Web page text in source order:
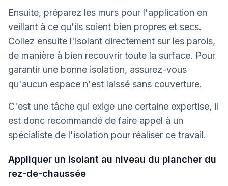
Ensuite, préparez les murs pour l'application en
veillant à ce qu'ils soient bien propres et secs.
Collez ensuite l'isolant directement sur les parois,
de manière à bien recouvrir toute la surface. Pour
garantir une bonne isolation, assurez-vous
qu'aucun espace n'est laissé sans couverture.
C'est une tâche qui exige une certaine expertise, il
est donc recommandé de faire appel à un
spécialiste de l'isolation pour réaliser ce travail.
Appliquer un isolant au niveau du plancher du
rez-de-chaussée